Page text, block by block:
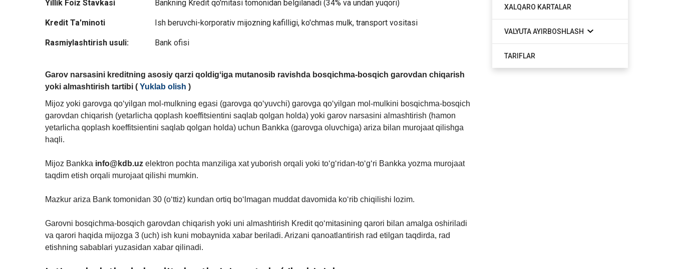
Yillik Foiz Stavkasi Bankning Kredit qo'mitasi tomonidan belgilanadi (34% va undan yuqori)
Kredit Ta'minoti Ish beruvchi-korporativ mijozning kafilligi, ko'сhmas mulk, transport vositasi
Rasmiylashtirish usuli: Bank ofisi
Garov narsasini kreditning asosiy qarzi qoldigʻiga mutanosib ravishda bosqichma-bosqich garovdan chiqarish
yoki almashtirish tartibi ( Yuklab olish )
Mijoz yoki garovga qo‘yilgan mol-mulkning egasi (garovga qo‘yuvchi) garovga qo‘yilgan mol-mulkini bosqichma-bosqich
garovdan chiqarish (yetarlicha qoplash koeffitsientini saqlab qolgan holda) yoki garov narsasini almashtirish (hamon
yetarlicha qoplash koeffitsientini saqlab qolgan holda) uchun Bankka (garovga oluvchiga) ariza bilan murojaat qilishga
haqli.
Mijoz Bankka info@kdb.uz elektron pochta manziliga xat yuborish orqali yoki to‘g‘ridan-to‘g‘ri Bankka yozma murojaat
taqdim etish orqali murojaat qilishi mumkin.
Mazkur ariza Bank tomonidan 30 (o‘ttiz) kundan ortiq bo‘lmagan muddat davomida ko‘rib chiqilishi lozim.
Garovni bosqichma-bosqich garovdan chiqarish yoki uni almashtirish Kredit qo‘mitasining qarori bilan amalga oshiriladi
va qarori haqida mijozga 3 (uch) ish kuni mobaynida xabar beriladi. Arizani qanoatlantirish rad etilgan taqdirda, rad
etishning sabablari yuzasidan xabar qilinadi.
XALQARO KARTALAR
VALYUTA AYIRBOSHLASH
TARIFLAR